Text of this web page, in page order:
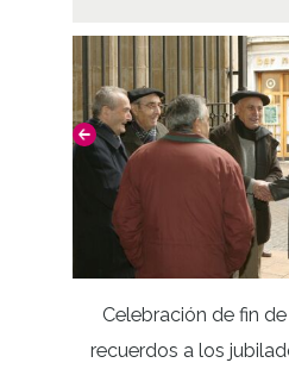
Celebración de fin
recuerdos a los